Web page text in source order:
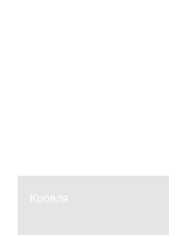
Кровля